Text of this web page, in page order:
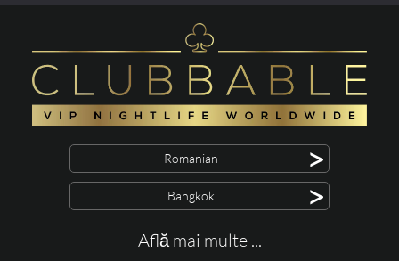
Romanian >
Bangkok >
Află mai multe ...